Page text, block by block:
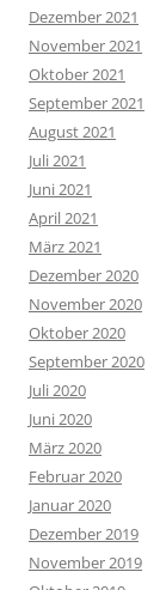
Dezember 2021
November 2021
Oktober 2021
September 2021
August 2021
Juli 2021
Juni 2021
April 2021
März 2021
Dezember 2020
November 2020
Oktober 2020
September 2020
Juli 2020
Juni 2020
März 2020
Februar 2020
Januar 2020
Dezember 2019
November 2019